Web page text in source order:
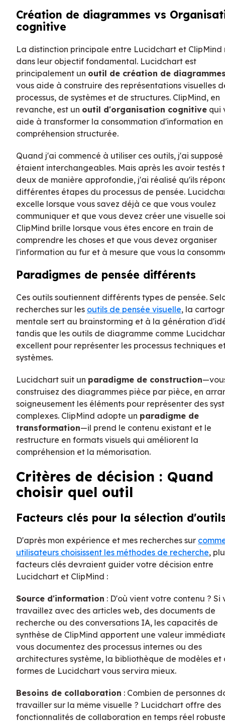
Création de diagrammes vs
cognitive
La distinction principale entre Lucidchart et ClipMind
dans leur objectif fondamental. Lucidchart est
principalement un outil de création de
vous aide à construire des représentations visuelles
processus, de systèmes et de structures. ClipMind, en
revanche, est un outil d'organisation cognitive qui
aide à transformer la consommation d'information en
compréhension structurée.
Quand j'ai commencé à utiliser ces outils, j'ai supposé
étaient interchangeables. Mais après les avoir testés
deux de manière approfondie, j'ai réalisé qu'ils
différentes étapes du processus de pensée.
excelle lorsque vous savez déjà ce que vous voulez
communiquer et que vous devez créer une visuelle
ClipMind brille lorsque vous êtes encore en train de
comprendre les choses et que vous devez organiser
l'information au fur et à mesure que vous la
Paradigmes de pensée différents
Ces outils soutiennent différents types de pensée.
recherches sur les outils de pensée visuelle, la
mentale sert au brainstorming et à la génération
tandis que les outils de diagramme comme
excellent pour représenter les processus techniques
systèmes.
Lucidchart suit un paradigme de construction
construisez des diagrammes pièce par pièce, en
soigneusement les éléments pour représenter des
complexes. ClipMind adopte un paradigme de
transformation—il prend le contenu existant et le
restructure en formats visuels qui améliorent la
compréhension et la mémorisation.
Critères de décision : Quand
choisir quel outil
Facteurs clés pour la sélection
D'après mon expérience et mes recherches sur
utilisateurs choisissent les méthodes de recherche,
facteurs clés devraient guider votre décision entre
Lucidchart et ClipMind :
Source d'information : D'où vient votre contenu ? Si
travaillez avec des articles web, des documents de
recherche ou des conversations IA, les capacités de
synthèse de ClipMind apportent une valeur
vous documentez des processus internes ou des
architectures système, la bibliothèque de modèles et
formes de Lucidchart vous servira mieux.
Besoins de collaboration : Combien de personnes
travailler sur la même visuelle ? Lucidchart offre des
fonctionnalités de collaboration en temps réel